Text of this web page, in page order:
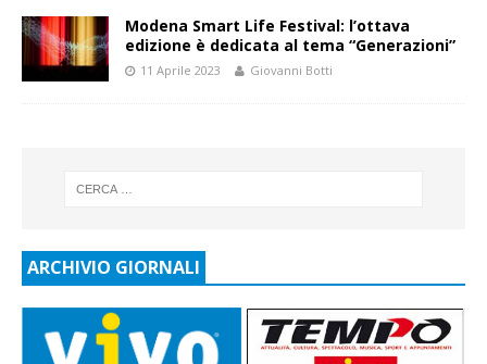
Modena Smart Life Festival: l’ottava
edizione è dedicata al tema “Generazioni”
11 Aprile 2023 Giovanni Botti
ARCHIVIO GIORNALI